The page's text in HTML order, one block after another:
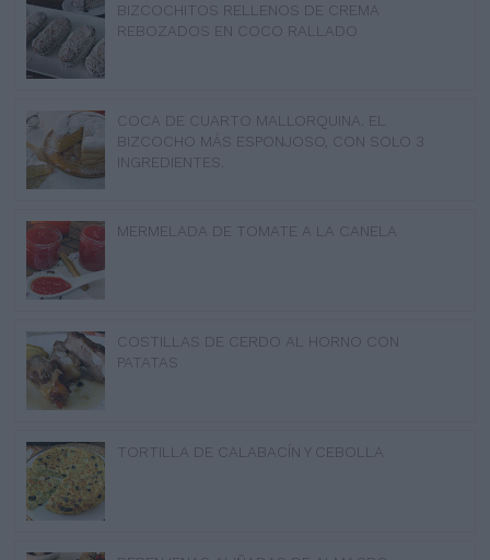
BIZCOCHITOS RELLENOS DE CREMA
REBOZADOS EN COCO RALLADO
COCA DE CUARTO MALLORQUINA. EL
BIZCOCHO MÁS ESPONJOSO, CON SOLO 3
INGREDIENTES.
MERMELADA DE TOMATE A LA CANELA
COSTILLAS DE CERDO AL HORNO CON
PATATAS
TORTILLA DE CALABACÍN Y CEBOLLA